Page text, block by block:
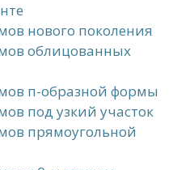
нового поколения
облицованных
п-образной формы
под узкий участок
прямоугольной